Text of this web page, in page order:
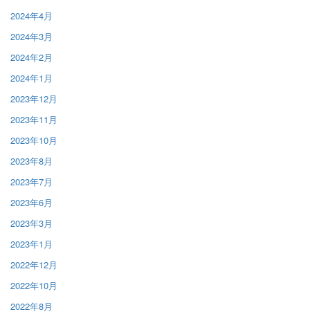
2024年4月
2024年3月
2024年2月
2024年1月
2023年12月
2023年11月
2023年10月
2023年8月
2023年7月
2023年6月
2023年3月
2023年1月
2022年12月
2022年10月
2022年8月